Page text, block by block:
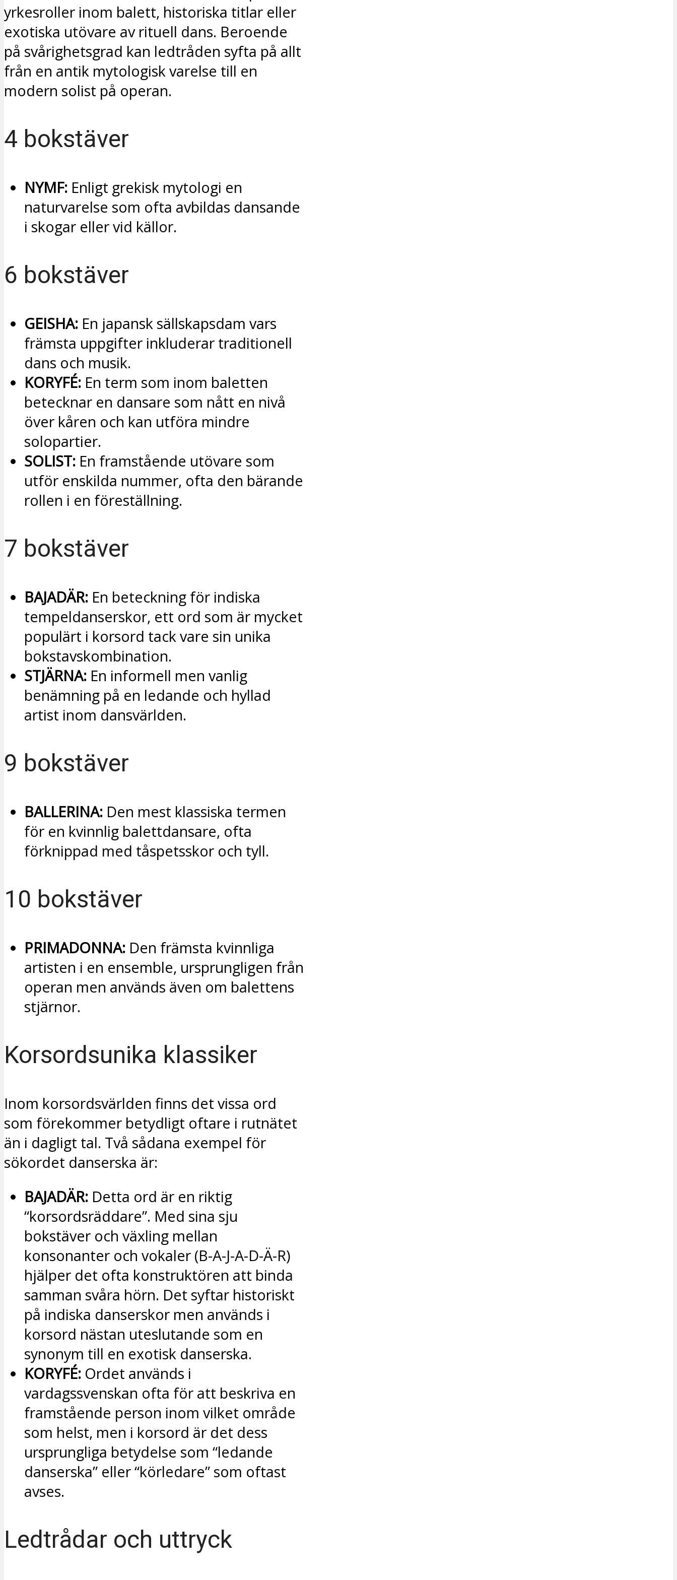
yrkesroller inom balett, historiska titlar eller
exotiska utövare av rituell dans. Beroende
på svårighetsgrad kan ledtråden syfta på allt
från en antik mytologisk varelse till en
modern solist på operan.
4 bokstäver
NYMF: Enligt grekisk mytologi en
naturvarelse som ofta avbildas dansande
i skogar eller vid källor.
6 bokstäver
GEISHA: En japansk sällskapsdam vars
främsta uppgifter inkluderar traditionell
dans och musik.
KORYFÉ: En term som inom baletten
betecknar en dansare som nått en nivå
över kåren och kan utföra mindre
solopartier.
SOLIST: En framstående utövare som
utför enskilda nummer, ofta den bärande
rollen i en föreställning.
7 bokstäver
BAJADÄR: En beteckning för indiska
tempeldanserskor, ett ord som är mycket
populärt i korsord tack vare sin unika
bokstavskombination.
STJÄRNA: En informell men vanlig
benämning på en ledande och hyllad
artist inom dansvärlden.
9 bokstäver
BALLERINA: Den mest klassiska termen
för en kvinnlig balettdansare, ofta
förknippad med tåspetsskor och tyll.
10 bokstäver
PRIMADONNA: Den främsta kvinnliga
artisten i en ensemble, ursprungligen från
operan men används även om balettens
stjärnor.
Korsordsunika klassiker
Inom korsordsvärlden finns det vissa ord
som förekommer betydligt oftare i rutnätet
än i dagligt tal. Två sådana exempel för
sökordet danserska är:
BAJADÄR: Detta ord är en riktig
“korsordsräddare”. Med sina sju
bokstäver och växling mellan
konsonanter och vokaler (B-A-J-A-D-Ä-R)
hjälper det ofta konstruktören att binda
samman svåra hörn. Det syftar historiskt
på indiska danserskor men används i
korsord nästan uteslutande som en
synonym till en exotisk danserska.
KORYFÉ: Ordet används i
vardagssvenskan ofta för att beskriva en
framstående person inom vilket område
som helst, men i korsord är det dess
ursprungliga betydelse som “ledande
danserska” eller “körledare” som oftast
avses.
Ledtrådar och uttryck